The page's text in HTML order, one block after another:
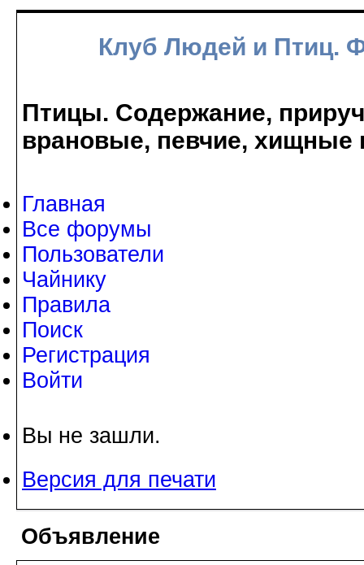
Клуб Людей и Птиц.
Птицы. Содержание,
врановые, певчие, хищные
Главная
Все форумы
Пользователи
Чайнику
Правила
Поиск
Регистрация
Войти
Вы не зашли.
Версия для печати
Объявление